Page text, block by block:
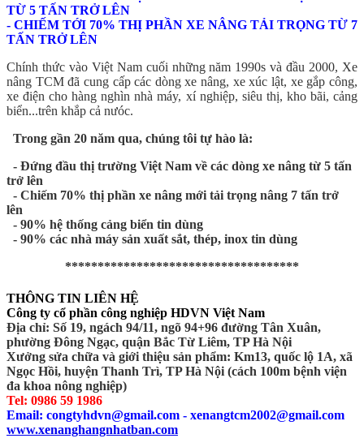
TỪ 5 TẤN TRỞ LÊN
- CHIẾM TỚI 70% THỊ PHẦN XE NÂNG TẢI TRỌNG TỪ 7
TẤN TRỞ LÊN
Chính thức vào Việt Nam cuối những năm 1990s và đầu 2000, Xe
nâng TCM đã cung cấp các dòng xe nâng, xe xúc lật, xe gắp công,
xe điện cho hàng nghìn nhà máy, xí nghiệp, siêu thị, kho bãi, cảng
biển...trên khắp cả nưóc.
Trong gần 20 năm qua, chúng tôi tự hào là:
- Đứng đầu thị trường Việt Nam về các dòng xe nâng từ 5 tấn
trở lên
- Chiếm 70% thị phần xe nâng mới tải trọng nâng 7 tấn trở
lên
- 90% hệ thống cảng biển tin dùng
- 90% các nhà máy sản xuất sắt, thép, inox tin dùng
************************************
THÔNG TIN LIÊN HỆ
Công ty cổ phần công nghiệp HDVN Việt Nam
Địa chỉ: Số 19, ngách 94/11, ngõ 94+96 đường Tân Xuân,
phường Đông Ngạc, quận Bắc Từ Liêm, TP Hà Nội
Xưởng sửa chữa và giới thiệu sản phẩm: Km13, quốc lộ 1A, xã
Ngọc Hồi, huyện Thanh Trì, TP Hà Nội (cách 100m bệnh viện
đa khoa nông nghiệp)
Tel: 0986 59 1986
Email: congtyhdvn@gmail.com - xenangtcm2002@gmail.com
www.xenanghangnhatban.com